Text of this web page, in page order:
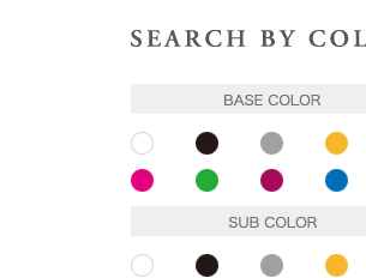
ホワイト ブラック グレー
ピンク ピンク パープル
ホワイト ブラック グレー